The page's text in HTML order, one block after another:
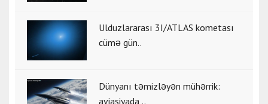
Ulduzlararası 3I/ATLAS kometası
cümə gün..
Dünyanı təmizləyən mühərrik:
aviasiyada ..